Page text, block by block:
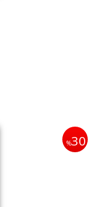
%30